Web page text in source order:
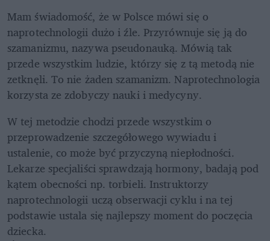
Mam świadomość, że w Polsce mówi się o
naprotechnologii dużo i źle. Przyrównuje się ją do
szamanizmu, nazywa pseudonauką. Mówią tak
przede wszystkim ludzie, którzy się z tą metodą nie
zetknęli. To nie żaden szamanizm. Naprotechnologia
korzysta ze zdobyczy nauki i medycyny.
W tej metodzie chodzi przede wszystkim o
przeprowadzenie szczegółowego wywiadu i
ustalenie, co może być przyczyną niepłodności.
Lekarze specjaliści sprawdzają hormony, badają pod
kątem obecności np. torbieli. Instruktorzy
naprotechnologii uczą obserwacji cyklu i na tej
podstawie ustala się najlepszy moment do poczęcia
dziecka.